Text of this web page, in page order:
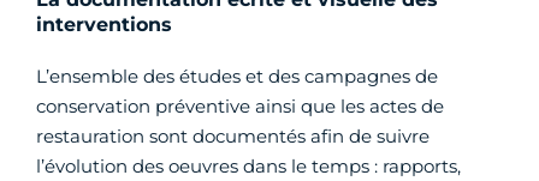
interventions
L’ensemble des études et des campagnes de
conservation préventive ainsi que les actes de
restauration sont documentés afin de suivre
l’évolution des oeuvres dans le temps : rapports,